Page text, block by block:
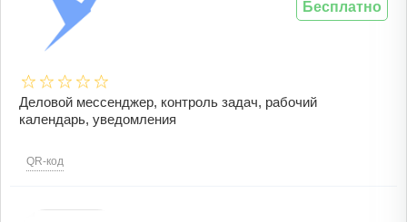
Деловой мессенджер, контроль задач, рабочий
календарь, уведомления
QR-код
Бесплатно